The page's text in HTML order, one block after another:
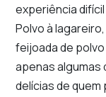
experiência
Polvo à
feijoada de
apenas algumas
delícias de quem